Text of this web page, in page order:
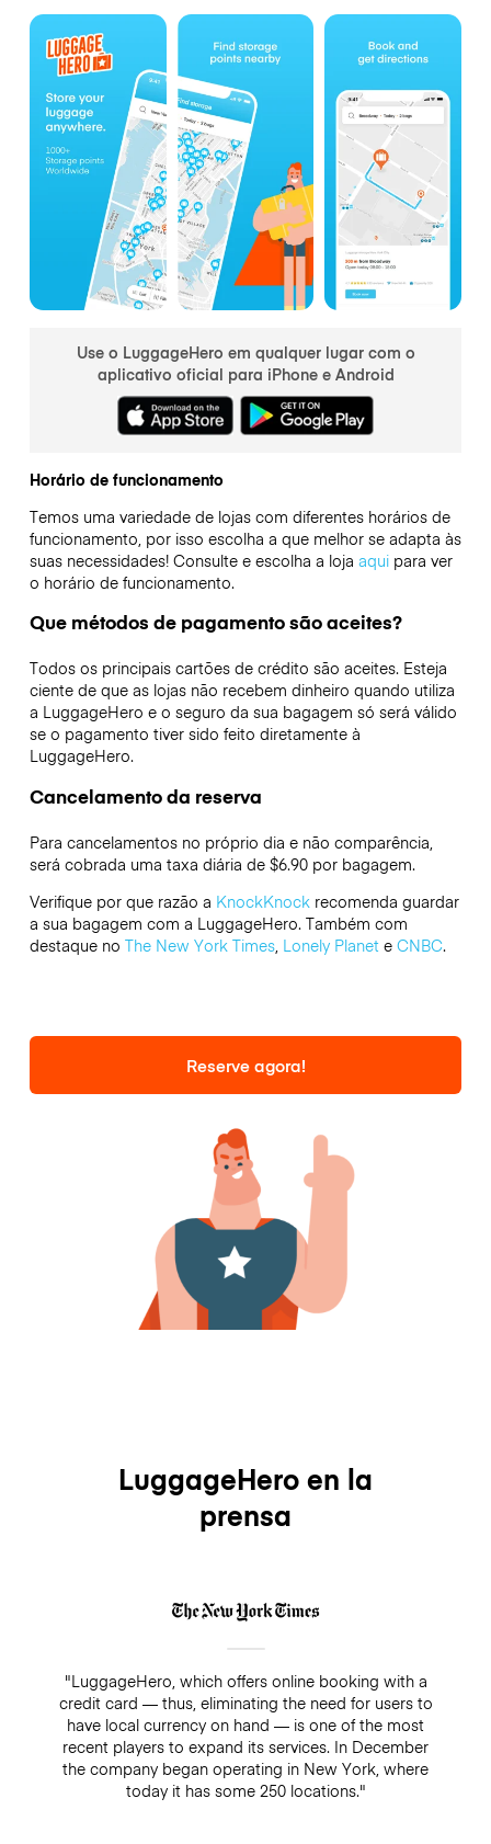
Use o LuggageHero em qualquer lugar com o
aplicativo oficial para iPhone e Android
Horário de funcionamento
Temos uma variedade de lojas com diferentes horários de
funcionamento, por isso escolha a que melhor se adapta às
suas necessidades! Consulte e escolha a loja aquipara ver
o horário de funcionamento.
Que métodos de pagamento são aceites?
Todos os principais cartões de crédito são aceites. Esteja
ciente de que as lojas não recebem dinheiro quando utiliza
a LuggageHero e o seguro da sua bagagem só será válido
se o pagamento tiver sido feito diretamente à
LuggageHero.
Cancelamento da reserva
Para cancelamentos no próprio dia e não comparência,
será cobrada uma taxa diária de $6.90 por bagagem.
Verifique por que razão a KnockKnockrecomenda guardar
a sua bagagem com a LuggageHero. Também com
destaque no The New York Times, Lonely Planete CNBC.
Reserve agora!
LuggageHero en la
prensa
"LuggageHero, which offers online booking with a
credit card — thus, eliminating the need for users to
have local currency on hand — is one of the most
recent players to expand its services. In December
the company began operating in New York, where
today it has some 250 locations."